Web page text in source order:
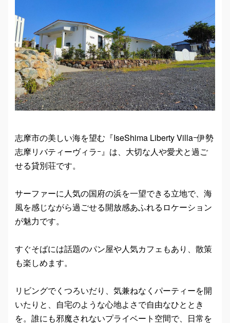
志摩市の美しい海を望む『IseShima Liberty Villaｰ伊勢
志摩リバティーヴィラｰ』は、大切な人や愛犬と過ご
せる貸別荘です。
サーファーに人気の国府の浜を一望できる立地で、海
風を感じながら過ごせる開放感あふれるロケーション
が魅力です。
すぐそばには話題のパン屋や人気カフェもあり、散策
も楽しめます。
リビングでくつろいだり、気兼ねなくパーティーを開
いたりと、自宅のような心地よさで自由なひととき
を。誰にも邪魔されないプライベート空間で、日常を